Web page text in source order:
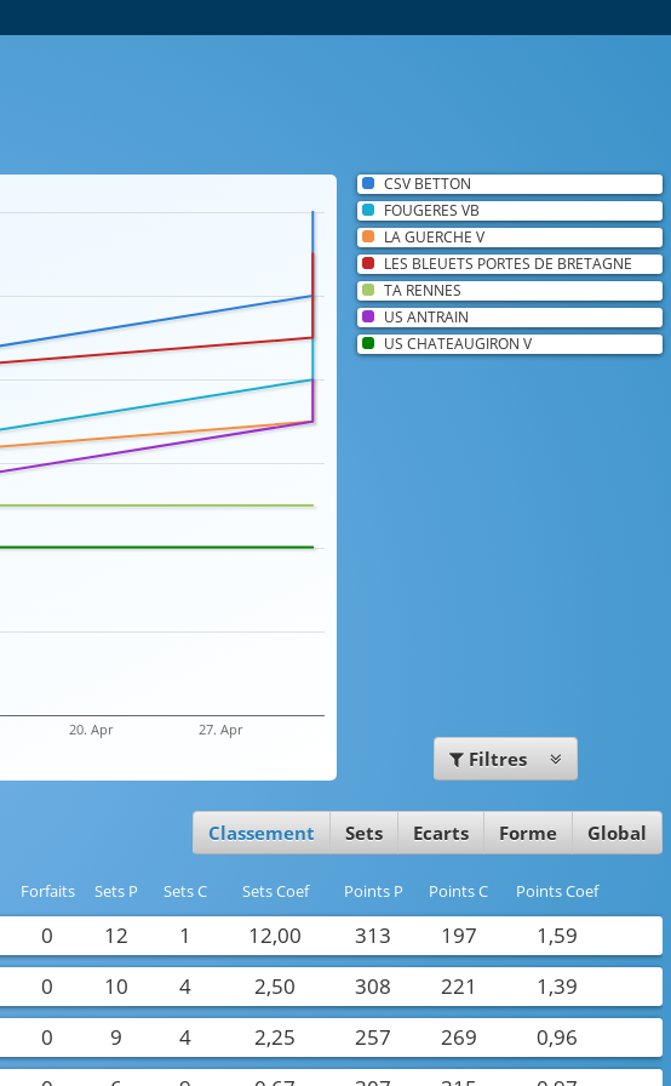
20. Apr 27. Apr
CSV BETTON
FOUGERES VB
LA GUERCHE V
LES BLEUETS PORTES DE BRETAGNE
TA RENNES
US ANTRAIN
US CHATEAUGIRON V
Filtres
Classement Sets Ecarts Forme Global
Forfaits Sets P Sets C Sets Coef Points P Points C Points Coef
0 12 1 12,00 313 197
1,59
0 10 4 2,50 308 221
1,39
0 9 4 2,25 257 269
0,96